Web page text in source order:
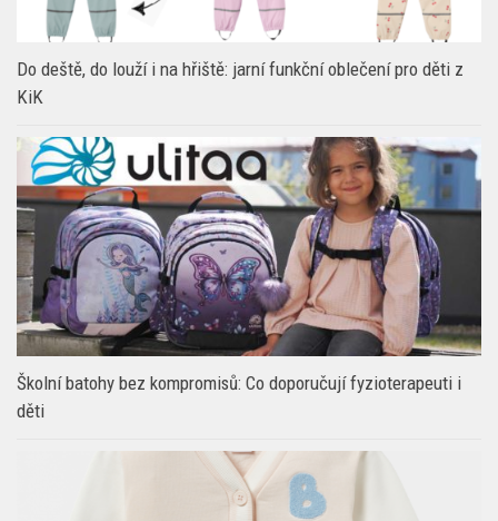
Školní batohy bez kompromisů: Co doporučují fyzioterapeuti i
děti